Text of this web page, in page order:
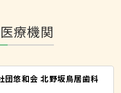
療機関
団悠和会 北野坂鳥居歯科